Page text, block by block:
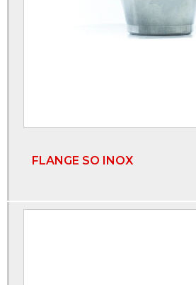
Fabricante de válvula esfera
FLANGE SO INOX